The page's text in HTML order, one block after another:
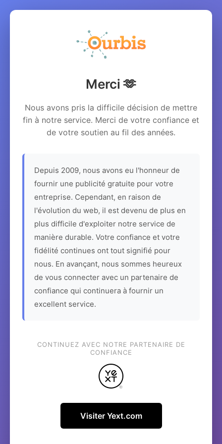
Merci 🫶
Nous avons pris la difficile décision de mettre
fin à notre service. Merci de votre confiance et
de votre soutien au fil des années.
Depuis 2009, nous avons eu l'honneur de
fournir une publicité gratuite pour votre
entreprise. Cependant, en raison de
l'évolution du web, il est devenu de plus en
plus difficile d'exploiter notre service de
manière durable. Votre confiance et votre
fidélité continues ont tout signifié pour
nous. En avançant, nous sommes heureux
de vous connecter avec un partenaire de
confiance qui continuera à fournir un
excellent service.
CONTINUEZ AVEC NOTRE PARTENAIRE DE
CONFIANCE
Visiter Yext.com